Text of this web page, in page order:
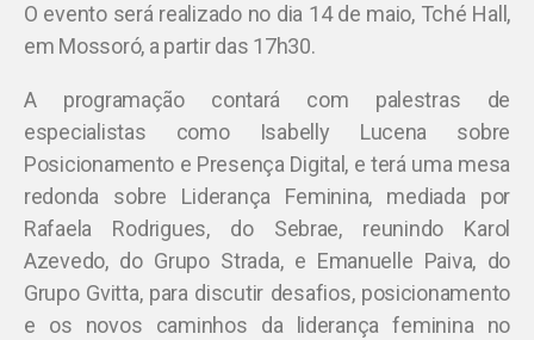
O evento será realizado no dia 14 de maio, Tché Hall,
em Mossoró, a partir das 17h30.
A programação contará com palestras de
especialistas como Isabelly Lucena sobre
Posicionamento e Presença Digital, e terá uma mesa
redonda sobre Liderança Feminina, mediada por
Rafaela Rodrigues, do Sebrae, reunindo Karol
Azevedo, do Grupo Strada, e Emanuelle Paiva, do
Grupo Gvitta, para discutir desafios, posicionamento
e os novos caminhos da liderança feminina no